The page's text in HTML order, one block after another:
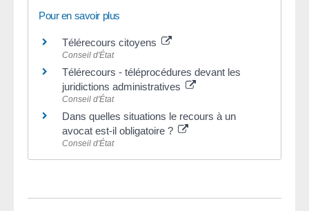
Pour en savoir plus
Télérecours citoyens
Conseil d'État
Télérecours - téléprocédures devant les
juridictions administratives
Conseil d'État
Dans quelles situations le recours à un
avocat est-il obligatoire ?
Conseil d'État